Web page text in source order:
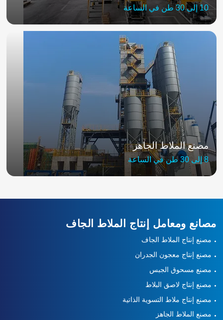
10 إلى 30 طن في الساعة
مصنع الملاط الجاهز
8 إلى 30 طن في الساعة
مصانع ومعامل إنتاج الملاط الجاف
مصنع إنتاج الملاط الجاف
مصنع إنتاج معجون الجدران
مصنع مسحوق الجبس
مصنع إنتاج لاصق البلاط
مصنع إنتاج ملاط التسوية الذاتية
مصنع الملاط الجاهز